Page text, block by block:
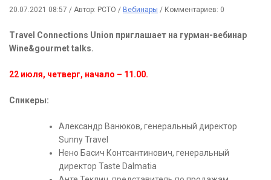
20.07.2021 08:57 / Автор: РСТО / Вебинары / Комментариев: 0
Travel Connections Union приглашает на гурман-вебинар
Wine&gourmet talks.
22 июля, четверг, начало – 11.00.
Спикеры:
Александр Ванюков, генеральный директор
Sunny Travel
Нено Басич Контсантинович, генеральный
директор Taste Dalmatia